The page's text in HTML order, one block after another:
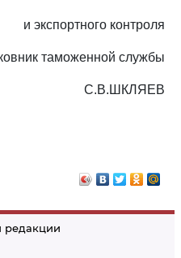
редакции
и экспортного контроля
таможенной службы
С.В.ШКЛЯЕВ